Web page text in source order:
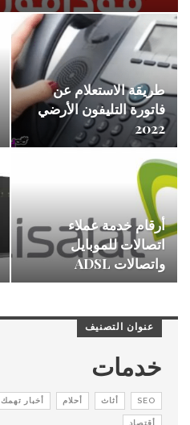
طريقة الاستعلام عن
فاتورة التليفون الأرضي
2022
أرقام خدمة عملاء
اتصالات للموبايل
واتصالات ADSL
عنوان التصنيف
خدمات
SEO أثاث أحلام أخبار تهمك
أقتصاد